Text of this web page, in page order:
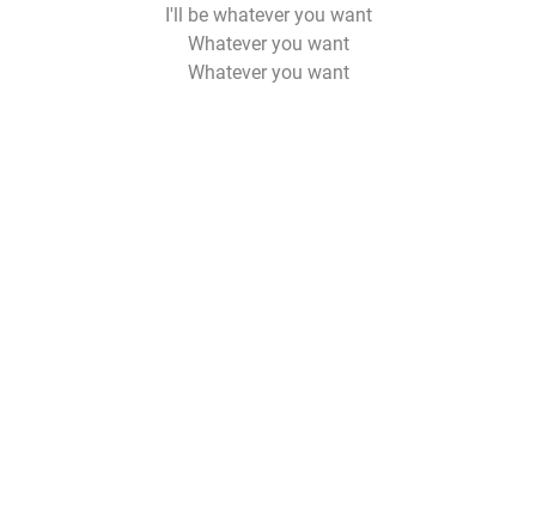
I'll be whatever you want
Whatever you want
Whatever you want